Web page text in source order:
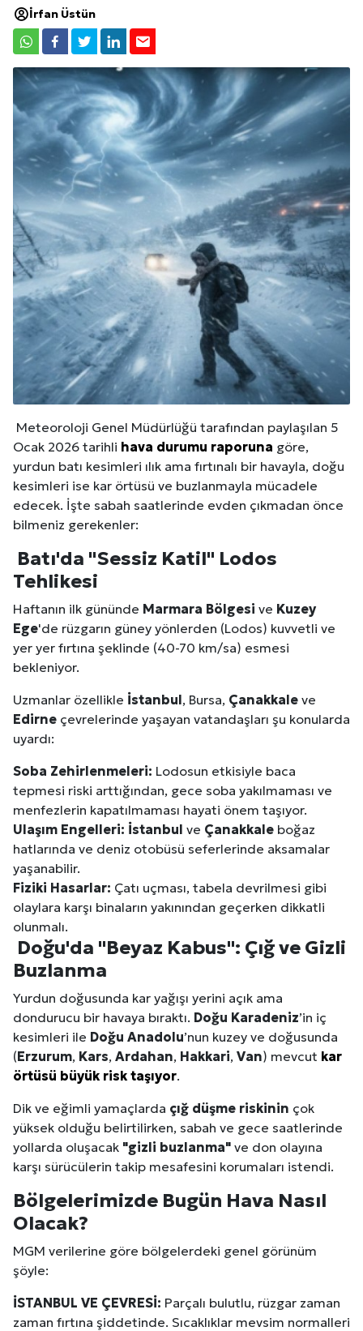
İrfan Üstün
Meteoroloji Genel Müdürlüğü tarafından paylaşılan 5
Ocak 2026 tarihli hava durumu raporuna göre,
yurdun batı kesimleri ılık ama fırtınalı bir havayla, doğu
kesimleri ise kar örtüsü ve buzlanmayla mücadele
edecek. İşte sabah saatlerinde evden çıkmadan önce
bilmeniz gerekenler:
Batı'da "Sessiz Katil" Lodos
Tehlikesi
Haftanın ilk gününde Marmara Bölgesi ve Kuzey
Ege'de rüzgarın güney yönlerden (Lodos) kuvvetli ve
yer yer fırtına şeklinde (40-70 km/sa) esmesi
bekleniyor.
Uzmanlar özellikle İstanbul, Bursa, Çanakkale ve
Edirne çevrelerinde yaşayan vatandaşları şu konularda
uyardı:
Soba Zehirlenmeleri: Lodosun etkisiyle baca
tepmesi riski arttığından, gece soba yakılmaması ve
menfezlerin kapatılmaması hayati önem taşıyor.
Ulaşım Engelleri: İstanbul ve Çanakkale boğaz
hatlarında ve deniz otobüsü seferlerinde aksamalar
yaşanabilir.
Fiziki Hasarlar: Çatı uçması, tabela devrilmesi gibi
olaylara karşı binaların yakınından geçerken dikkatli
olunmalı.
Doğu'da "Beyaz Kabus": Çığ ve Gizli
Buzlanma
Yurdun doğusunda kar yağışı yerini açık ama
dondurucu bir havaya bıraktı. Doğu Karadeniz’in iç
kesimleri ile Doğu Anadolu’nun kuzey ve doğusunda
(Erzurum, Kars, Ardahan, Hakkari, Van) mevcut kar
örtüsü büyük risk taşıyor.
Dik ve eğimli yamaçlarda çığ düşme riskinin çok
yüksek olduğu belirtilirken, sabah ve gece saatlerinde
yollarda oluşacak "gizli buzlanma" ve don olayına
karşı sürücülerin takip mesafesini korumaları istendi.
Bölgelerimizde Bugün Hava Nasıl
Olacak?
MGM verilerine göre bölgelerdeki genel görünüm
şöyle:
İSTANBUL VE ÇEVRESİ: Parçalı bulutlu, rüzgar zaman
zaman fırtına şiddetinde. Sıcaklıklar mevsim normalleri